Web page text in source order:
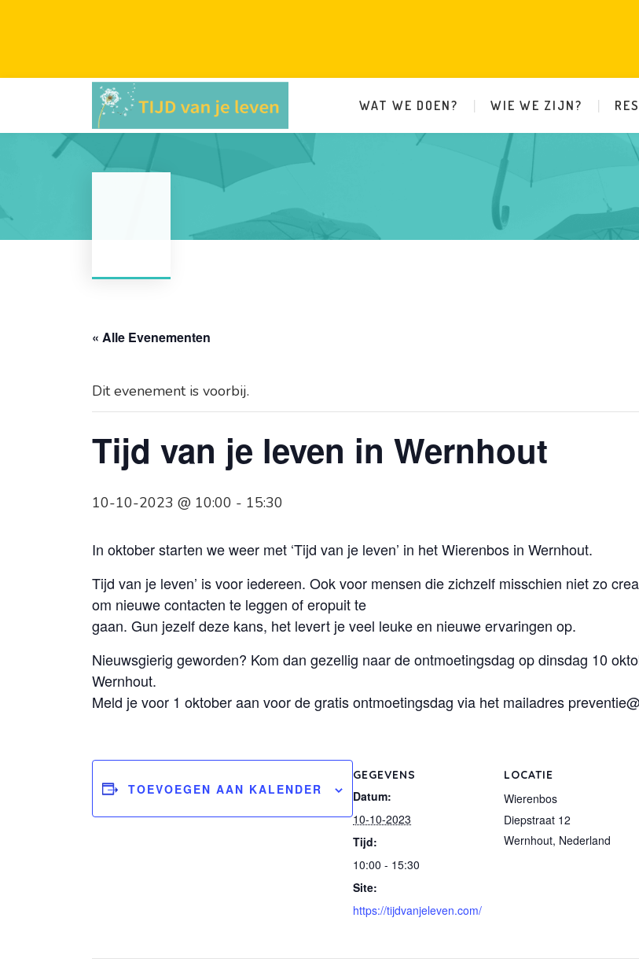
WAT WE DOEN? WIE WE ZIJN?
« Alle Evenementen
Dit evenement is voorbij.
Tijd van je leven in Wernhout
10-10-2023 @ 10:00 - 15:30
In oktober starten we weer met ‘Tijd van je leven’ in het Wierenbos in Wernhout.
Tijd van je leven’ is voor iedereen. Ook voor mensen die zichzelf misschien niet zo
om nieuwe contacten te leggen of eropuit te
gaan. Gun jezelf deze kans, het levert je veel leuke en nieuwe ervaringen op.
Nieuwsgierig geworden? Kom dan gezellig naar de ontmoetingsdag op dinsdag 10
Wernhout.
Meld je voor 1 oktober aan voor de gratis ontmoetingsdag via het mailadres
TOEVOEGEN AAN KALENDER
GEGEVENS
Datum:
10-10-2023
Tijd:
10:00 - 15:30
Site:
https://tijdvanjeleven.com/
LOCATIE
Wierenbos
Diepstraat 12
Wernhout, Nederland